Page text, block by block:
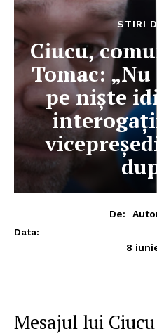
STIRI
Ciucu,
Tomac:
pe niște
De:
Data:
8
Mesajul lui